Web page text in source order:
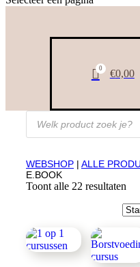
0 €0,00
Producten
zoeken
WEBSHOP | ALLE
E.BOOK
Toont alle 22 resultaten